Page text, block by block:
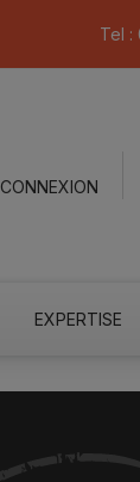
Tel :
CONNEXION
EXPERTISE